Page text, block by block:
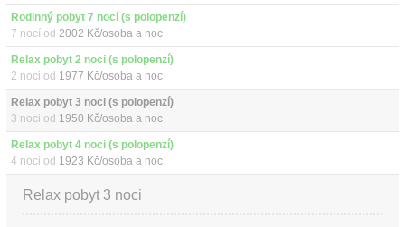
Rodinný pobyt 7 nocí (s polopenzí)
7 nocí od 2002 Kč/osoba a noc
Relax pobyt 2 noci (s polopenzí)
2 noci od 1977 Kč/osoba a noc
Relax pobyt 3 noci (s polopenzí)
3 noci od 1950 Kč/osoba a noc
Relax pobyt 4 noci (s polopenzí)
4 noci od 1923 Kč/osoba a noc
Relax pobyt 3 noci